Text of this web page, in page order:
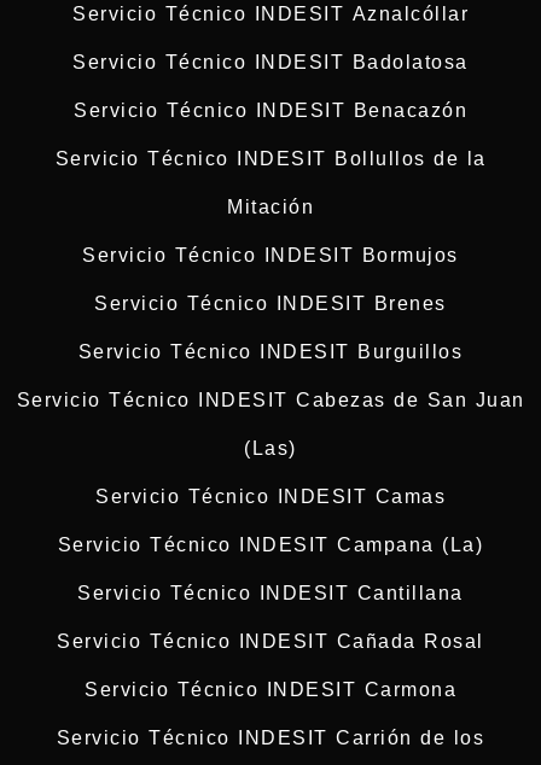
Servicio Técnico INDESIT Aznalcóllar
Servicio Técnico INDESIT Badolatosa
Servicio Técnico INDESIT Benacazón
Servicio Técnico INDESIT Bollullos de la
Mitación
Servicio Técnico INDESIT Bormujos
Servicio Técnico INDESIT Brenes
Servicio Técnico INDESIT Burguillos
Servicio Técnico INDESIT Cabezas de San Juan
(Las)
Servicio Técnico INDESIT Camas
Servicio Técnico INDESIT Campana (La)
Servicio Técnico INDESIT Cantillana
Servicio Técnico INDESIT Cañada Rosal
Servicio Técnico INDESIT Carmona
Servicio Técnico INDESIT Carrión de los